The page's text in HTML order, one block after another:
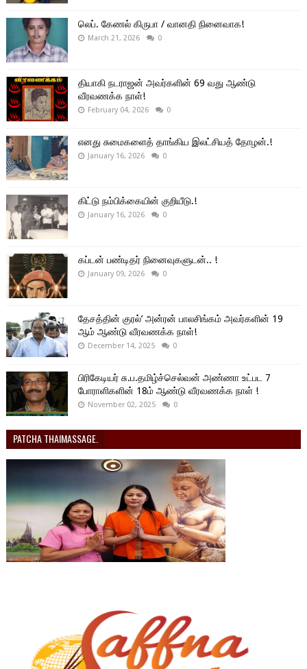
லெப். கேணல் கிருபா / வானதி நினைவாக!
March 21, 2026 0
தியாகி நடராஜன் அவர்களின் 69 வது ஆண்டு
வீரவணக்க நாள்!
February 04, 2026 0
எனது சுமைகளைத் தாங்கிய இலட்சியத் தோழன்.!
January 16, 2026 0
கிட்டு நம்பிக்கையின் குறியீடு.!
January 16, 2026 0
கப்டன் பண்டிதர் நினைவுகளுடன்.. !
January 09, 2026 0
தேசத்தின் குரல்’ அன்ரன் பாலசிங்கம் அவர்களின் 19
ஆம் ஆண்டு வீரவணக்க நாள்!
December 14, 2025 0
பிரிகேடியர் சு.ப.தமிழ்ச்செல்வன் அண்ணா உட்பட 7
போராளிகளின் 18ம் ஆண்டு வீரவணக்க நாள் !
November 02, 2025 0
PATCHA THAIMASSAGE.